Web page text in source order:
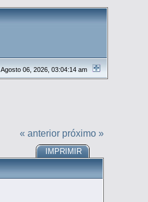
Agosto 06, 2026, 03:04:14 am
« anterior próximo »
IMPRIMIR